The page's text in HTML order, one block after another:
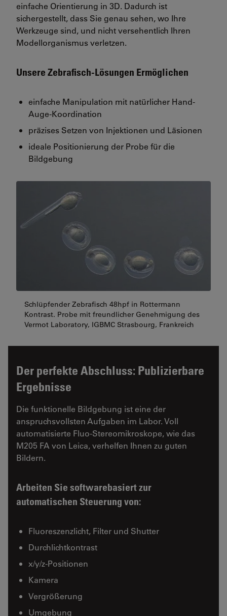
einfache Orientierung in 3D. Dadurch ist
sichergestellt, dass Sie genau sehen, wo Ihre
Werkzeuge sind, und nicht versehentlich Ihren
Modellorganismus verletzen.
Unsere Zebrafisch-Lösungen Ermöglichen
einfache Manipulation mit natürlicher Hand-
Auge-Koordination
präzises Setzen von Injektionen und Läsionen
ideale Positionierung der Probe für die
Bildgebung
Schlüpfender Zebrafisch 48hpf in Rottermann
Kontrast. Probe mit freundlicher Genehmigung des
Vermot Laboratory, IGBMC Strasbourg, Frankreich
Der perfekte Abschluss: Publizierbare
Ergebnisse
Die funktionelle Bildgebung ist eine der
anspruchsvollsten Aufgaben im Labor. Voll
automatisierte Fluo-Stereomikroskope, wie das
M205 FA von Leica, verhelfen Ihnen zu guten
Bildern.
Arbeiten Sie softwarebasiert zur
automatischen Steuerung von:
Fluoreszenzlicht, Filter und Shutter
Durchlichtkontrast
x/y/z-Positionen
Kamera
Vergrößerung
Umgebung